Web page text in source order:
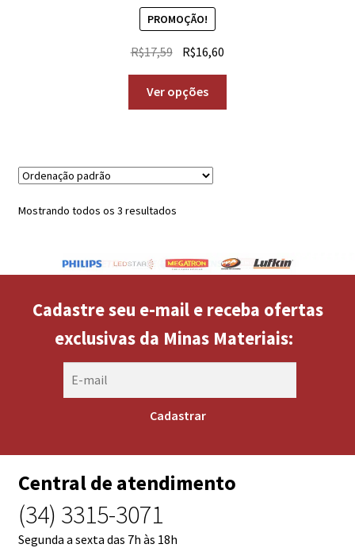
PROMOÇÃO!
R$17,59 R$16,60
Ver opções
Mostrando todos os 3 resultados
Cadastre seu e-mail e receba ofertas
exclusivas da Minas Materiais:
Central de atendimento
(34) 3315-3071
Segunda a sexta das 7h às 18h